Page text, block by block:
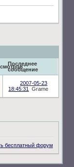
Последнее
сообщение
2007-05-23
18:45:31
Grame
бесплатный форум